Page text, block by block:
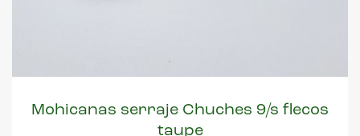
Mohicanas serraje Chuches 9/s flecos
taupe